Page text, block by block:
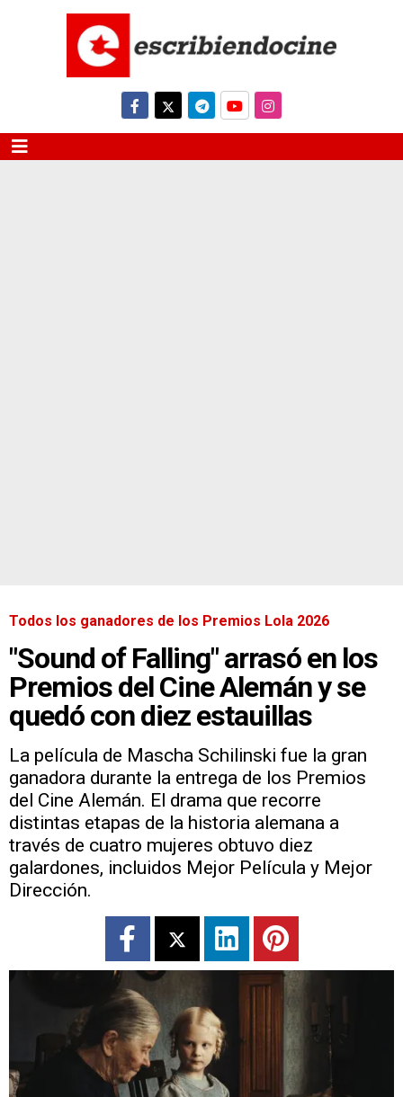
Todos los ganadores de los Premios Lola 2026
"Sound of Falling" arrasó en los
Premios del Cine Alemán y se
quedó con diez estauillas
La película de Mascha Schilinski fue la gran
ganadora durante la entrega de los Premios
del Cine Alemán. El drama que recorre
distintas etapas de la historia alemana a
través de cuatro mujeres obtuvo diez
galardones, incluidos Mejor Película y Mejor
Dirección.